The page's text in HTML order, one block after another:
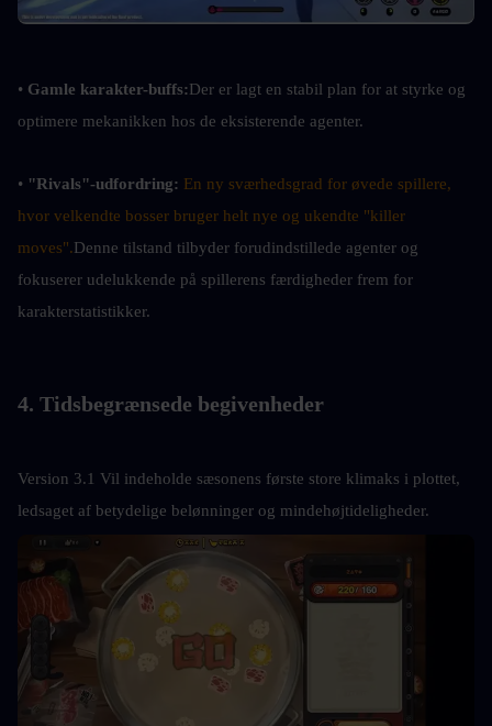
• Gamle karakter-buffs:Der er lagt en stabil plan for at styrke og
optimere mekanikken hos de eksisterende agenter.
• "Rivals"-udfordring: En ny sværhedsgrad for øvede spillere,
hvor velkendte bosser bruger helt nye og ukendte "killer
moves".Denne tilstand tilbyder forudindstillede agenter og
fokuserer udelukkende på spillerens færdigheder frem for
karakterstatistikker.
4. Tidsbegrænsede begivenheder
Version 3.1 Vil indeholde sæsonens første store klimaks i plottet,
ledsaget af betydelige belønninger og mindehøjtideligheder.